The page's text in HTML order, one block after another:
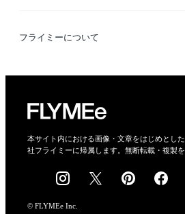
利用規約
フライミーについて
会社概要
採用情報
本サイト内における画像・文章をはじめとし
社フライミーに帰属します。無断転載・複製を
© FLYMEe Inc.